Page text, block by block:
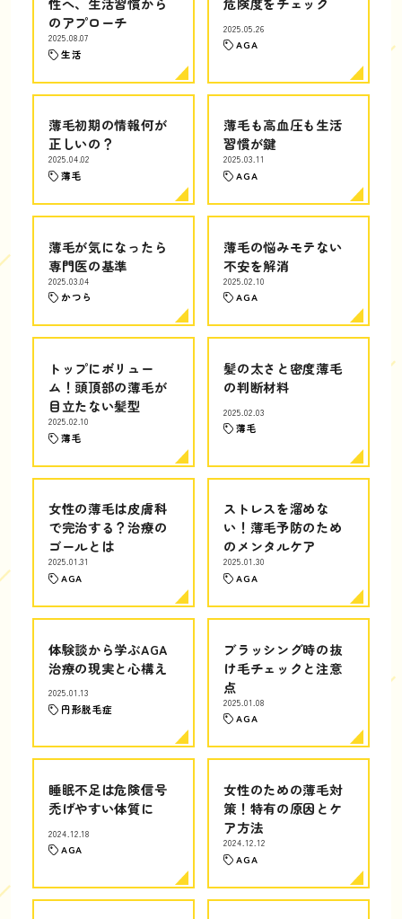
のアプローチ
2025.08.07
生活
2025.05.26
AGA
薄毛初期の情報何が
正しいの？
2025.04.02
薄毛
薄毛も高血圧も生活
習慣が鍵
2025.03.11
AGA
薄毛が気になったら
専門医の基準
2025.03.04
かつら
薄毛の悩みモテない
不安を解消
2025.02.10
AGA
トップにボリュー
ム！頭頂部の薄毛が
目立たない髪型
2025.02.10
薄毛
髪の太さと密度薄毛
の判断材料
2025.02.03
薄毛
女性の薄毛は皮膚科
で完治する？治療の
ゴールとは
2025.01.31
AGA
ストレスを溜めな
い！薄毛予防のため
のメンタルケア
2025.01.30
AGA
体験談から学ぶAGA
治療の現実と心構え
2025.01.13
円形脱毛症
ブラッシング時の抜
け毛チェックと注意
点
2025.01.08
AGA
睡眠不足は危険信号
禿げやすい体質に
2024.12.18
AGA
女性のための薄毛対
策！特有の原因とケ
ア方法
2024.12.12
AGA